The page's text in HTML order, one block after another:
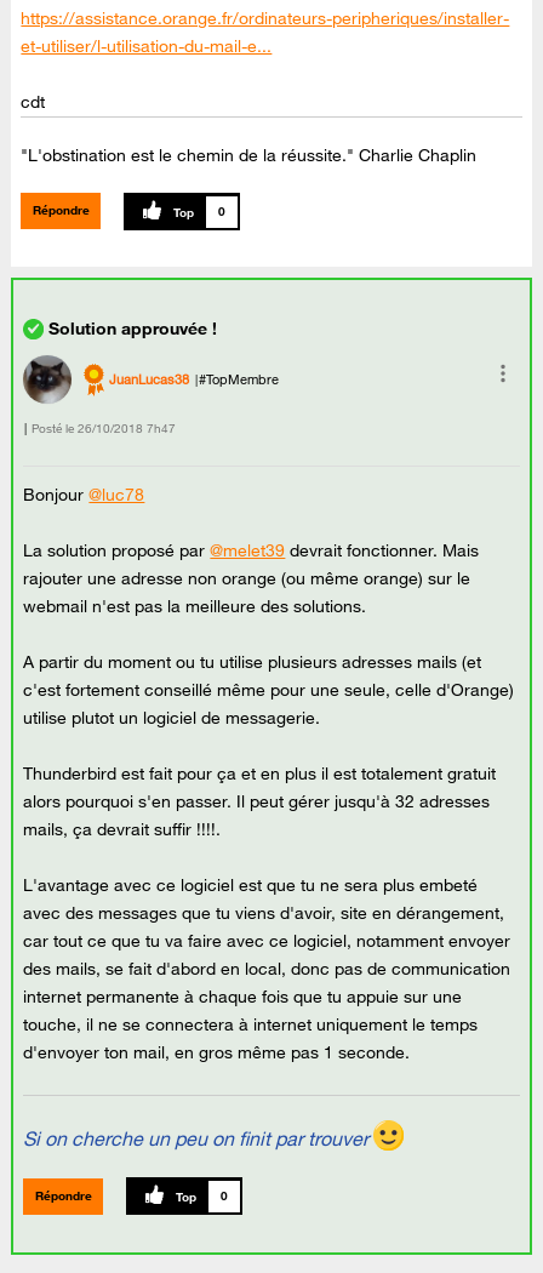
https://assistance.orange.fr/ordinateurs-peripheriques/installer-
et-utiliser/l-utilisation-du-mail-e...
cdt
"L'obstination est le chemin de la réussite." Charlie Chaplin
Répondre 0
JuanLucas38 #TopMembre
Posté le ‎26/10/2018 7h47
Bonjour@luc78
La solution proposé par@melet39 devrait fonctionner. Mais
rajouter une adresse non orange (ou même orange) sur le
webmail n'est pas la meilleure des solutions.
A partir du moment ou tu utilise plusieurs adresses mails (et
c'est fortement conseillé même pour une seule, celle d'Orange)
utilise plutot un logiciel de messagerie.
Thunderbird est fait pour ça et en plus il est totalement gratuit
alors pourquoi s'en passer. Il peut gérer jusqu'à 32 adresses
mails, ça devrait suffir !!!!.
L'avantage avec ce logiciel est que tu ne sera plus embeté
avec des messages que tu viens d'avoir, site en dérangement,
car tout ce que tu va faire avec ce logiciel, notamment envoyer
des mails, se fait d'abord en local, donc pas de communication
internet permanente à chaque fois que tu appuie sur une
touche, il ne se connectera à internet uniquement le temps
d'envoyer ton mail, en gros même pas 1 seconde.
Si on cherche un peu on finit par trouver
Répondre 0